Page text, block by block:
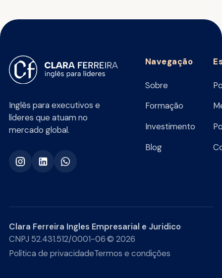
Inglês para executivos e
líderes que atuam no
mercado global.
Navegação
Sobre
Formação
Investimento
Blog
Clara Ferreira Ingles Empresarial e Juridico·
CNPJ 52.431.512/0001-06·© 2026
Política de privacidadeTermos e condições